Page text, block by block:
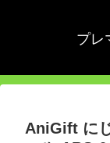
プレ
AniGift に